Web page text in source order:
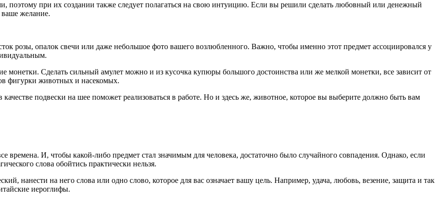
поэтому при их создании также следует полагаться на свою интуицию. Если вы решили сделать любовный или денежный
ваше желание.
розы, опалок свечи или даже небольшое фото вашего возлюбленного. Важно, чтобы именно этот предмет ассоциировался у
монетки. Сделать сильный амулет можно и из кусочка купюры большого достоинства или же мелкой монетки, все зависит от
фигурки животных и насекомых.
качестве подвески на шее поможет реализоваться в работе. Но и здесь же, животное, которое вы выберите должно быть вам
времена. И, чтобы какой-либо предмет стал значимым для человека, достаточно было случайного совпадения. Однако, если
слова обойтись практически нельзя.
нанести на него слова или одно слово, которое для вас означает вашу цель. Например, удача, любовь, везение, защита и так
иероглифы.